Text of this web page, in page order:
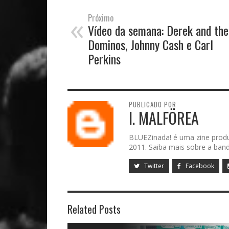
« Próximo
Vídeo da semana: Derek and the
Dominos, Johnny Cash e Carl
Perkins
PUBLICADO POR
I. MALFÖREA
BLUEZinada! é uma zine
2011. Saiba mais sobre a
Twitter Facebook
Related Posts